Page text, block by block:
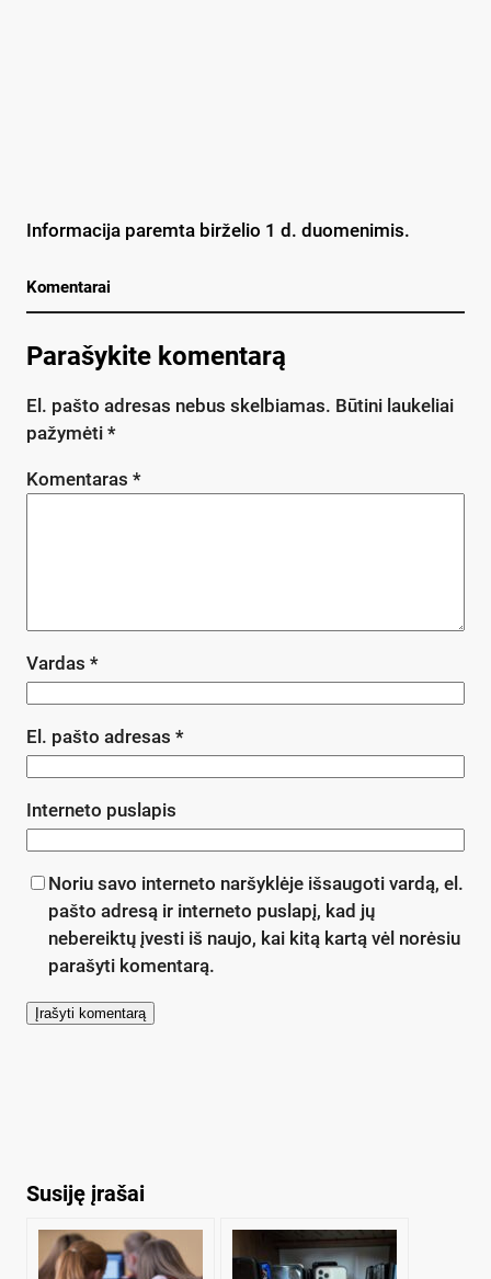
Informacija paremta birželio 1 d. duomenimis.
Komentarai
Parašykite komentarą
El. pašto adresas nebus skelbiamas. Būtini laukeliai
pažymėti *
Komentaras *
Vardas *
El. pašto adresas *
Interneto puslapis
Noriu savo interneto naršyklėje išsaugoti vardą, el.
pašto adresą ir interneto puslapį, kad jų
nebereiktų įvesti iš naujo, kai kitą kartą vėl norėsiu
parašyti komentarą.
Susiję įrašai